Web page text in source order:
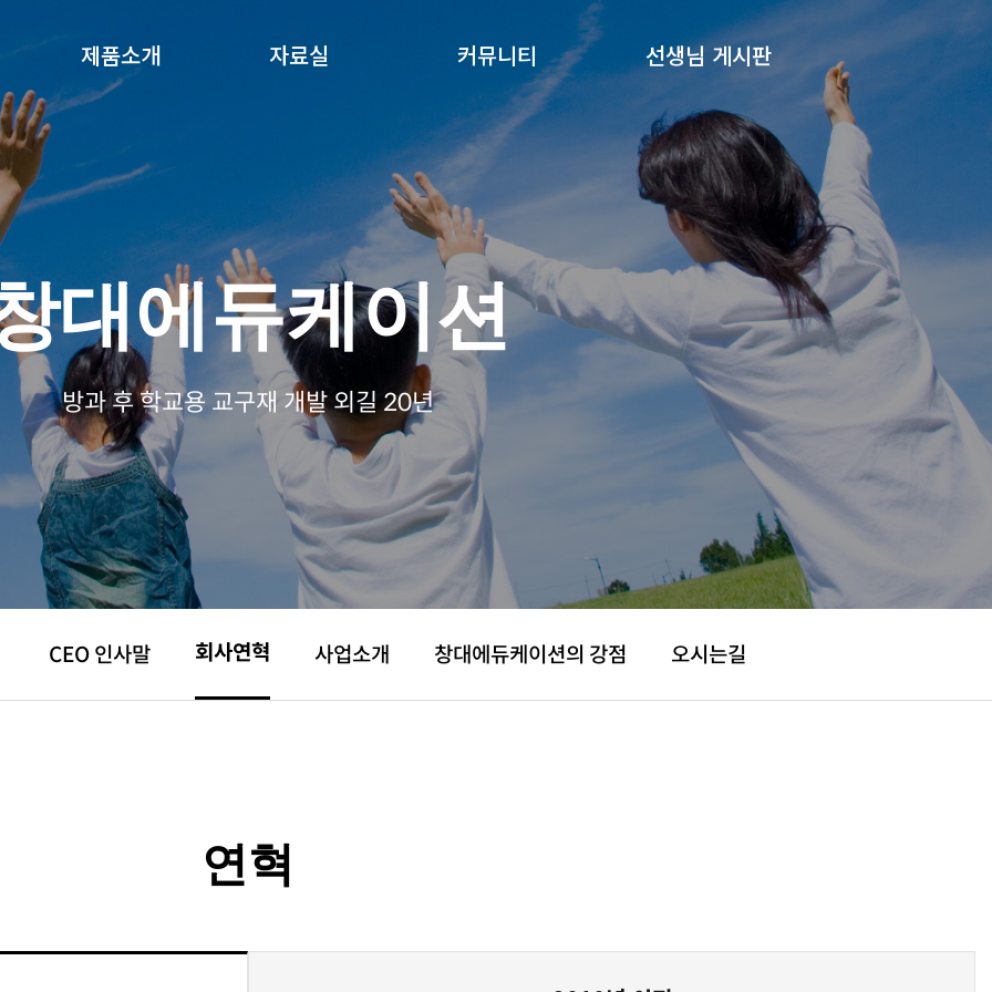
제품소개 자료실 커뮤니티 선생님 게시판
대에듀케이션
방과 후 학교용 교구재 개발 외길 20년
CEO 인사말 회사연혁 사업소개 창대에듀케이션의 강점 오시는길
연혁